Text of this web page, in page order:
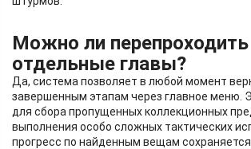
Можно ли перепроходить
отдельные главы?
Да, система позволяет в любой момент
завершенным этапам через главное меню.
для сбора пропущенных коллекционных
выполнения особо сложных тактических
прогресс по найденным вещам